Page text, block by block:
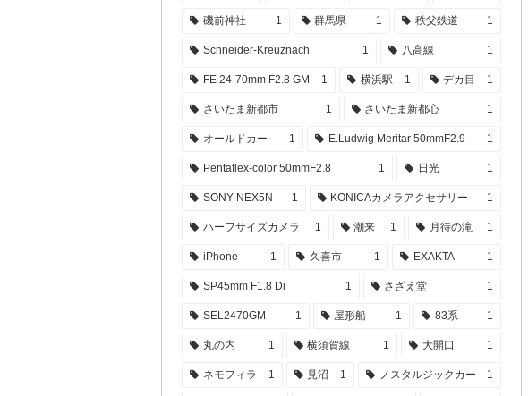
磯前神社 1 群馬県 1 秩父鉄道 1
Schneider-Kreuznach 1 八高線 1
FE 24-70mm F2.8 GM 1 横浜駅 1 デカ目 1
さいたま新都市 1 さいたま新都心 1
オールドカー 1 E.Ludwig Meritar 50mmF2.9 1
Pentaflex-color 50mmF2.8 1 日光 1
SONY NEX5N 1 KONICAカメラアクセサリー 1
ハーフサイズカメラ 1 潮来 1 月待の滝 1
iPhone 1 久喜市 1 EXAKTA 1
SP45mm F1.8 Di 1 さざえ堂 1
SEL2470GM 1 屋形船 1 83系 1
丸の内 1 横須賀線 1 大開口 1
ネモフィラ 1 見沼 1 ノスタルジックカー 1